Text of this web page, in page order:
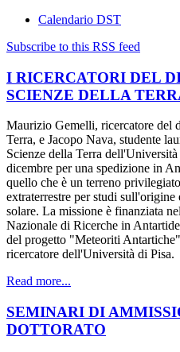
Calendario DST
Subscribe to this RSS feed
I RICERCATORI DEL
SCIENZE DELLA
Maurizio Gemelli, ricercatore del
Terra, e Jacopo Nava, studente
Scienze della Terra
dicembre per una spedizione in
quello che è un terreno
extraterrestre per studi
solare. La missione è finanziata
Nazionale di Ricerche in
del progetto "Meteoriti
ricercatore dell'Università di Pisa.
Read more...
SEMINARI DI
DOTTORATO